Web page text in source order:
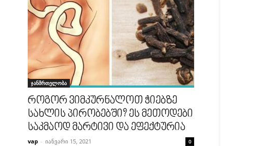
ჯანმრთელობა
როგორ ვიმკურნალოთ ჭიებზე
სახლის პირობებში? ეს მეთოდები
საკმაოდ მარტივი და ეფექტურია
vap - იანვარი 15, 2021 0